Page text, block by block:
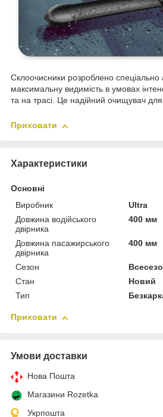
Склоочисники розроблено спеціально
максимальну видимість в умовах
та на трасі. Це надійний очищувач для
Приховати
Характеристики
Основні
Виробник
Ultra
Довжина водійського
двірника
400 мм
Довжина пасажирського
двірника
400 мм
Сезон
Стан
Новий
Тип
Приховати
Умови доставки
Нова Пошта
Магазини Rozetka
Укрпошта